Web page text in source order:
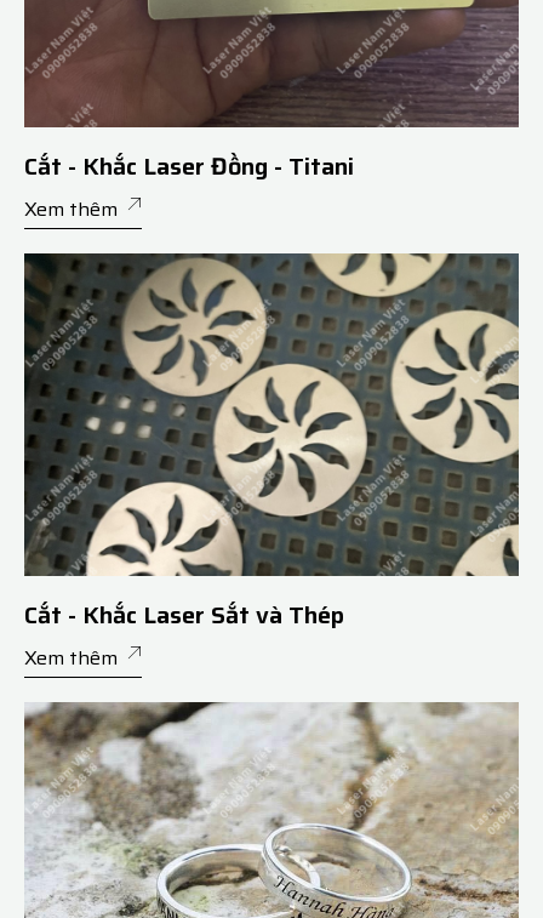
Cắt - Khắc Laser Đồng - Titani
Xem thêm
Cắt - Khắc Laser Sắt và Thép
Xem thêm